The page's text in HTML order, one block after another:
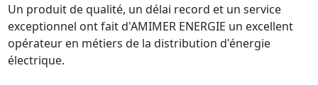
Un produit de qualité, un délai record et un service
exceptionnel ont fait d'AMIMER ENERGIE un excellent
opérateur en métiers de la distribution d'énergie
électrique.